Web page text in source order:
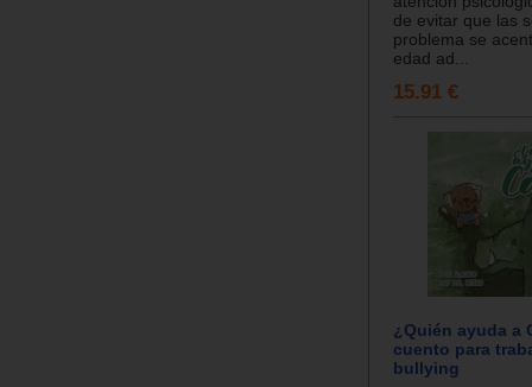
de evitar que las
problema se
edad ad...
15.91 €
¿Quién ayuda a
cuento para
bullying